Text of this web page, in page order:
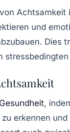
und
Dies
,
erkennen